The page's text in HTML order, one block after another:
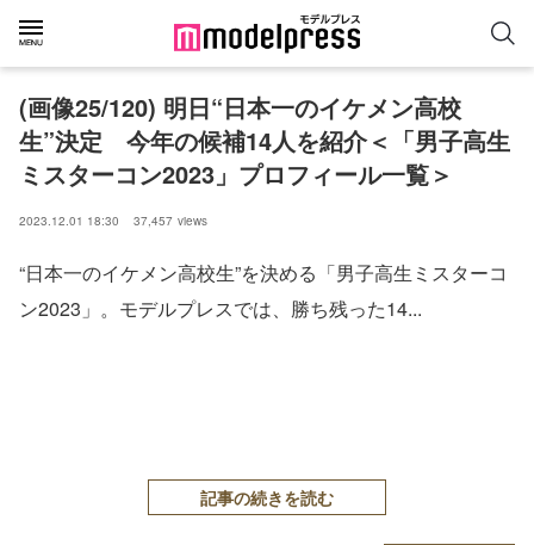
(画像25/120) 明日“日本一のイケメン高校
生”決定 今年の候補14人を紹介＜「男子高生
ミスターコン2023」プロフィール一覧＞
2023.12.01 18:30 37,457 views
“日本一のイケメン高校生”を決める「男子高生ミスターコ
ン2023」。モデルプレスでは、勝ち残った14...
記事の続きを読む